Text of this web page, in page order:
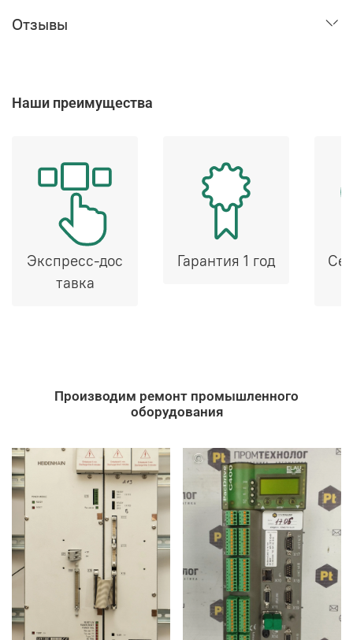
Отзывы
Наши преимущества
Экспресс-дос
тавка
Гарантия 1 год
Производим ремонт промышленного
оборудования